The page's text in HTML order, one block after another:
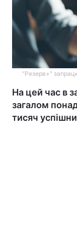
"Резерв+"
На цей час в
загалом
тисяч